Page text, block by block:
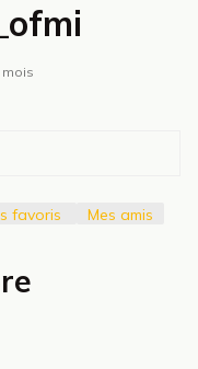
mois
favoris Mes amis